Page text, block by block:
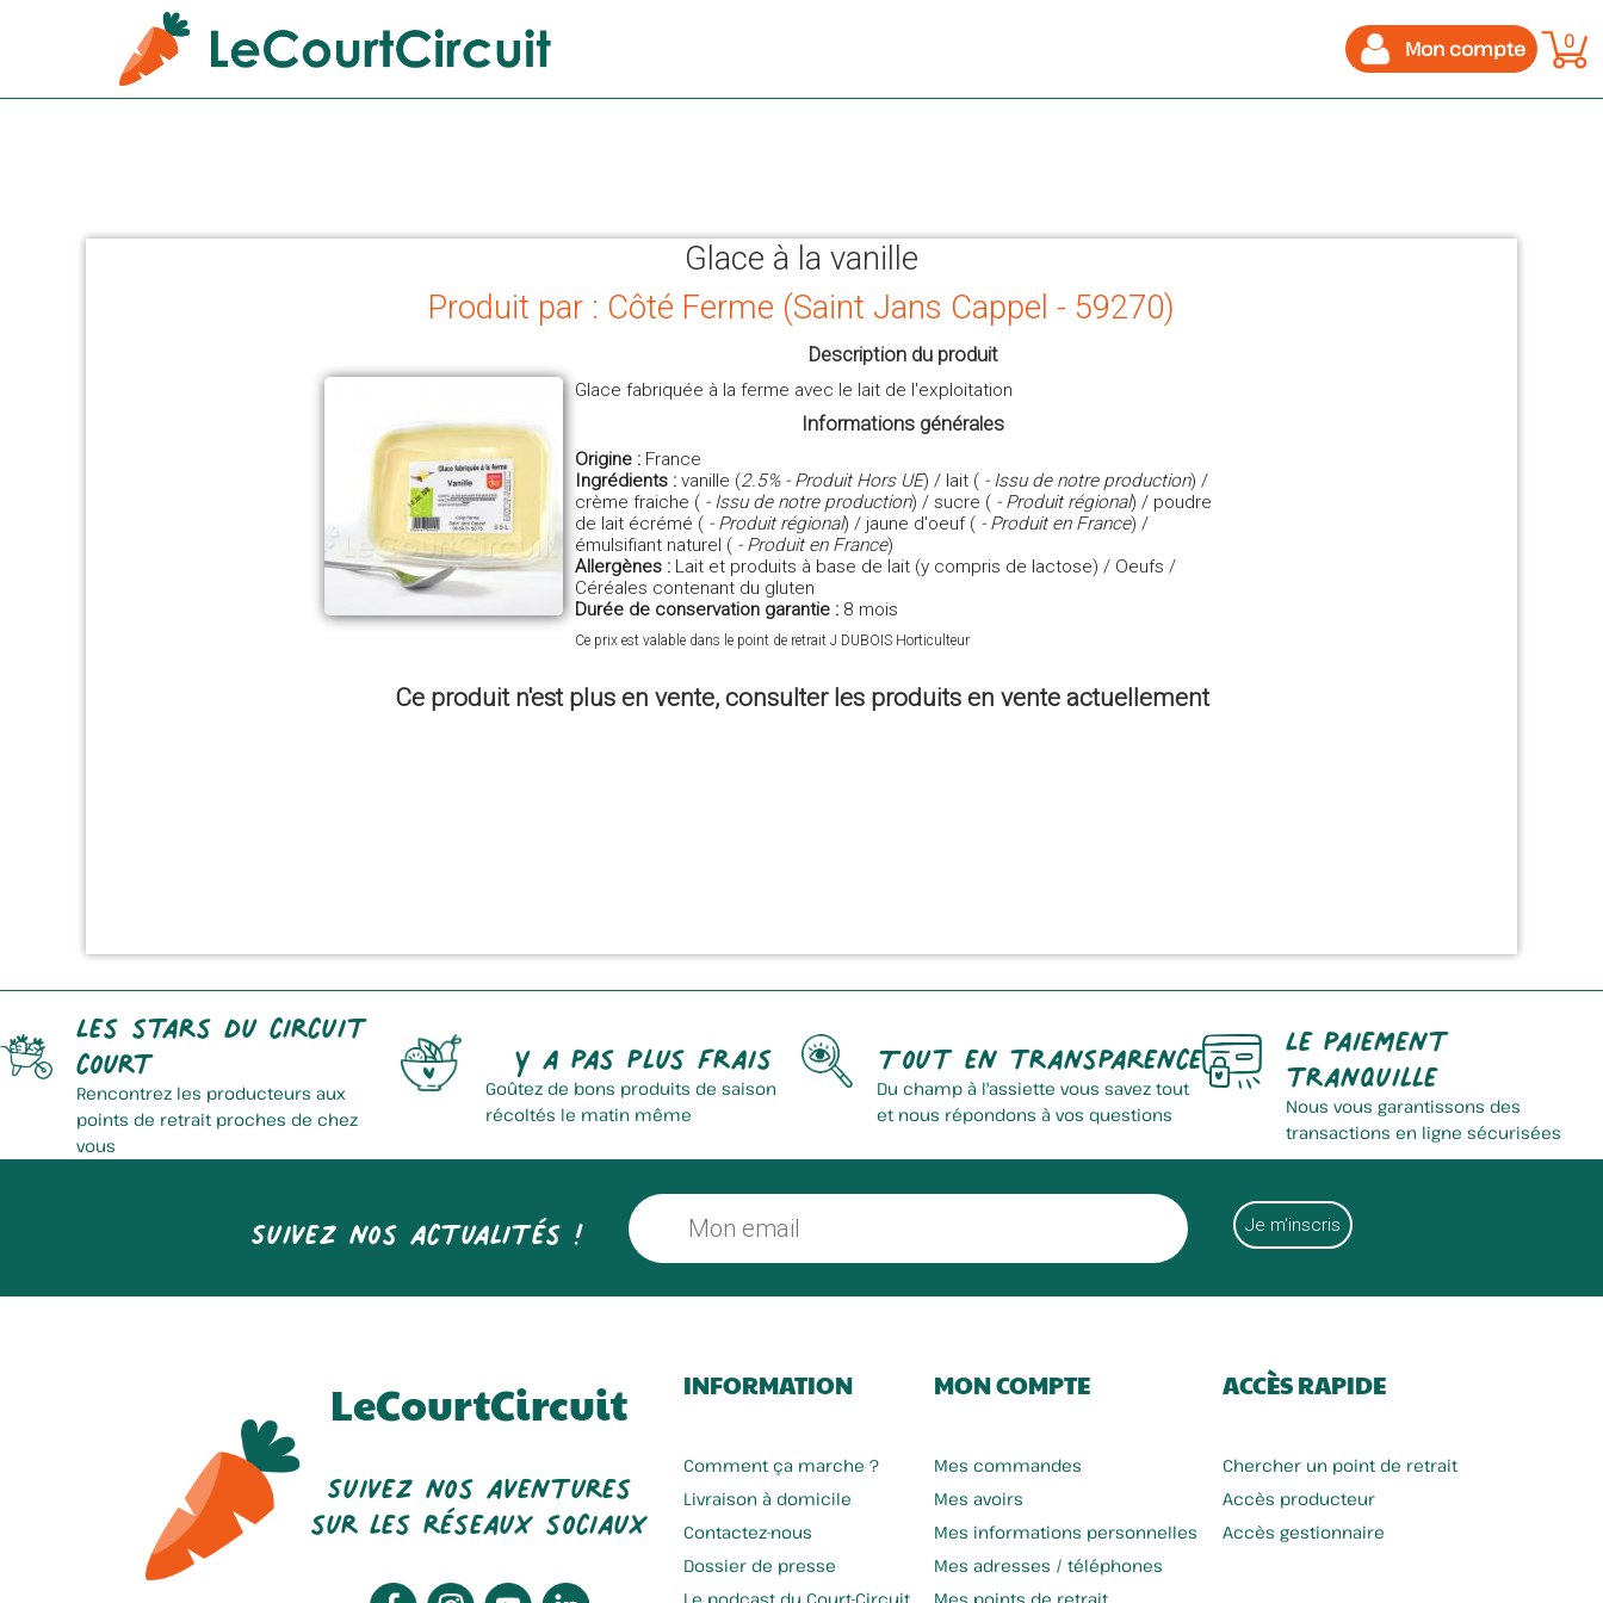
Mon compte 0
Glace à la vanille
Produit par : Côté Ferme (Saint Jans Cappel - 59270)
Description du produit
Glace fabriquée à la ferme avec le lait de l'exploitation
Informations générales
Origine : France
Ingrédients : vanille (2.5% - Produit Hors UE) / lait ( - Issu de notre production) /
crème fraiche ( - Issu de notre production) / sucre ( - Produit régional) / poudre
de lait écrémé ( - Produit régional) / jaune d'oeuf ( - Produit en France) /
émulsifiant naturel ( - Produit en France)
Allergènes : Lait et produits à base de lait (y compris de lactose) / Oeufs /
Céréales contenant du gluten
Durée de conservation garantie : 8 mois
Ce prix est valable dans le point de retrait J DUBOIS Horticulteur
Ce produit n'est plus en vente, consulter les produits en vente actuellement
Les stars du circuit
court
Rencontrez les producteurs aux
points de retrait proches de chez
vous
Y a pas plus frais
Goûtez de bons produits de saison
récoltés le matin même
Tout en transparence
Du champ à l'assiette vous savez tout
et nous répondons à vos questions
Le paiement
tranquille
Nous vous garantissons des
transactions en ligne sécurisées
Suivez nos actualités !
LeCourtCircuit
Suivez nos aventures
sur les réseaux sociaux
INFORMATION
Comment ça marche ?
Livraison à domicile
Contactez-nous
Dossier de presse
MON COMPTE
Mes commandes
Mes avoirs
Mes informations personnelles
Mes adresses / téléphones
ACCÈS RAPIDE
Chercher un point de retrait
Accès producteur
Accès gestionnaire